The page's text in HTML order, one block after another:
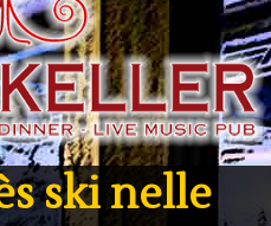
ski nelle